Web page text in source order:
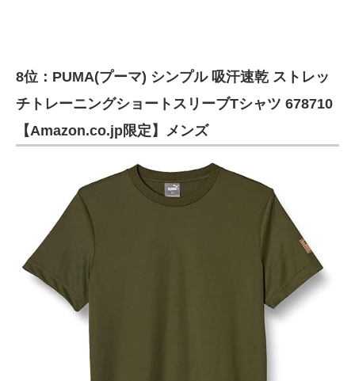
8位：PUMA(プーマ) シンプル 吸汗速乾 ストレッ
チトレーニングショートスリーブTシャツ 678710
【Amazon.co.jp限定】メンズ